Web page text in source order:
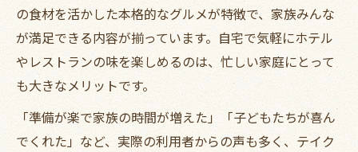
の食材を活かした本格的なグルメが特徴で、家族みんな
が満足できる内容が揃っています。自宅で気軽にホテル
やレストランの味を楽しめるのは、忙しい家庭にとって
も大きなメリットです。
「準備が楽で家族の時間が増えた」「子どもたちが喜ん
でくれた」など、実際の利用者からの声も多く、テイク